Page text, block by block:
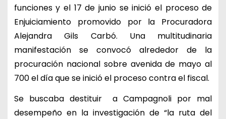
funciones y el 17 de junio se inició el proceso de
Enjuiciamiento promovido por la Procuradora
Alejandra Gils Carbó. Una multitudinaria
manifestación se convocó alrededor de la
procuración nacional sobre avenida de mayo al
700 el día que se inició el proceso contra el fiscal.
Se buscaba destituir a Campagnoli por mal
desempeño en la investigación de “la ruta del